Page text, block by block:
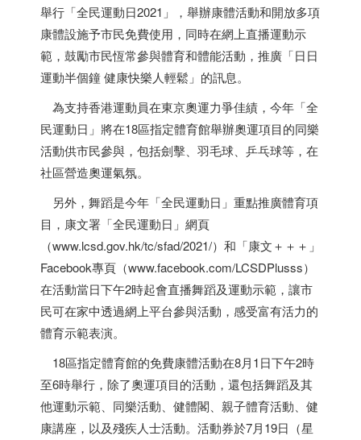
舉行「全民運動日2021」，舉辦康體活動和開放多項
康體設施予市民免費使用，同時在網上直播運動示
範，鼓勵市民恆常參與體育和體能活動，推廣「日日
運動半個鐘 健康快樂人輕鬆」的訊息。
為支持香港運動員在東京奧運力爭佳績，今年「全
民運動日」將在18區指定體育館舉辦奧運項目的同樂
活動供市民參與，包括劍擊、羽毛球、乒乓球等，在
社區營造奧運氣氛。
另外，舞蹈是今年「全民運動日」重點推廣體育項
目，康文署「全民運動日」網頁
（www.lcsd.gov.hk/tc/sfad/2021/）和「康文＋＋＋」
Facebook專頁（www.facebook.com/LCSDPlusss）
在活動當日下午2時起會直播舞蹈及運動示範，讓市
民可在家中透過網上平台參與活動，感受富有活力的
體育示範表演。
18區指定體育館的免費康體活動在8月1日下午2時
至6時舉行，除了奧運項目的活動，還包括舞蹈及其
他運動示範、同樂活動、健體閣、親子體育活動、健
康講座，以及殘疾人士活動。活動券於7月19日（星